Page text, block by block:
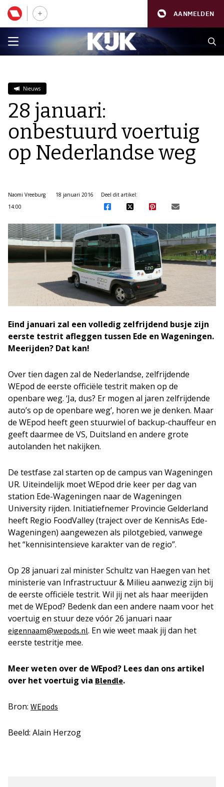
AANMELDEN
Nieuws
28 januari:
onbestuurd voertuig
op Nederlandse weg
Naomi Vreeburg
18 januari 2016
14:00
Deel dit artikel:
Eind januari zal een volledig zelfrijdend busje zijn
eerste testrit afleggen tussen Ede en Wageningen.
Meerijden? Dat kan!
Over tien dagen zal de Nederlandse, zelfrijdende
WEpod de eerste officiële testrit maken op de
openbare weg. ‘Ja, dus? Er mogen al jaren zelfrijdende
auto’s op de openbare weg’, horen we je denken. Maar
de WEpod heeft geen stuurwiel of backup-chauffeur en
geeft daarmee de VS, Duitsland en andere grote
autolanden het nakijken.
De testfase zal starten op de campus van Wageningen
UR. Uiteindelijk moet WEpod drie keer per dag van
station Ede-Wageningen naar de Wageningen
University rijden. Initiatiefnemer Provincie Gelderland
heeft Regio FoodValley (traject over de KennisAs Ede-
Wageningen) aangewezen als pilotgebied, vanwege
het “kennisintensieve karakter van de regio”.
Op 28 januari zal minister Schultz van Haegen van het
ministerie van Infrastructuur & Milieu aanwezig zijn bij
de eerste officiële testrit. Wil jij net als haar meerijden
met de WEpod? Bedenk dan een andere naam voor het
voertuig en stuur deze vóór 26 januari naar
eigennaam@wepods.nl. En wie weet maak jij dan het
eerste testritje mee.
Meer weten over de WEpod? Lees dan ons artikel
over het voertuig via Blendle.
Bron: WEpods
Beeld: Alain Herzog